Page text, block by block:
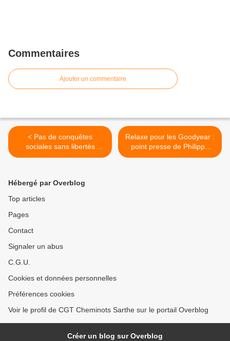
Commentaires
Ajouter un commentaire
< Pas de conquêtes
sociales sans libertés
syndicales !
Relaxe pour les Goodyear :
point presse de Philippe
Martinez >
Hébergé par Overblog
Top articles
Pages
Contact
Signaler un abus
C.G.U.
Cookies et données personnelles
Préférences cookies
Voir le profil de CGT Cheminots Sarthe sur le portail Overblog
Créer un blog sur Overblog